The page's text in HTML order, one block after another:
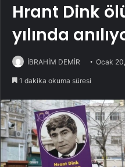
Hrant Dink
yılında
İBRAHİM DEMİR Ocak
1 dakika okuma süresi